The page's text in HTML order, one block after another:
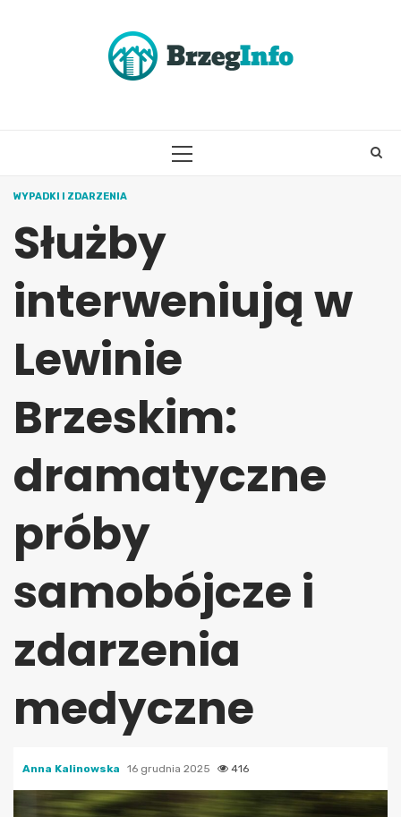
PRIMARY
WYPADKI I ZDARZENIA
Służby
interweniują w
Lewinie
Brzeskim:
dramatyczne
próby
samobójcze i
zdarzenia
medyczne
Anna Kalinowska 16 grudnia 2025 416